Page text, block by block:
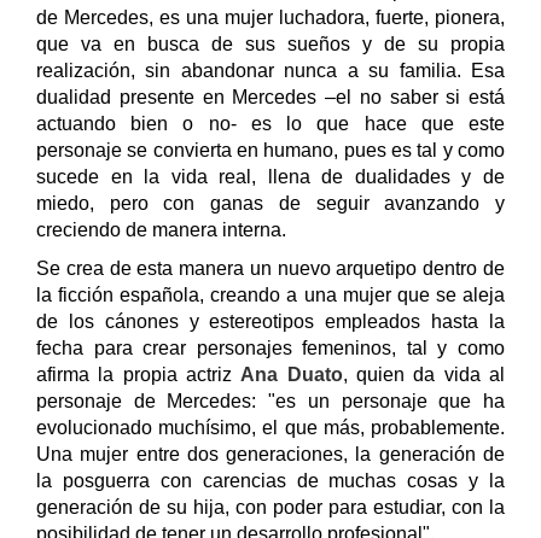
de Mercedes, es una mujer luchadora, fuerte, pionera,
que va en busca de sus sueños y de su propia
realización, sin abandonar nunca a su familia. Esa
dualidad presente en Mercedes –el no saber si está
actuando bien o no- es lo que hace que este
personaje se convierta en humano, pues es tal y como
sucede en la vida real, llena de dualidades y de
miedo, pero con ganas de seguir avanzando y
creciendo de manera interna.
Se crea de esta manera un nuevo arquetipo dentro de
la ficción española, creando a una mujer que se aleja
de los cánones y estereotipos empleados hasta la
fecha para crear personajes femeninos, tal y como
afirma la propia actriz Ana Duato, quien da vida al
personaje de Mercedes: "es un personaje que ha
evolucionado muchísimo, el que más, probablemente.
Una mujer entre dos generaciones, la generación de
la posguerra con carencias de muchas cosas y la
generación de su hija, con poder para estudiar, con la
posibilidad de tener un desarrollo profesional".